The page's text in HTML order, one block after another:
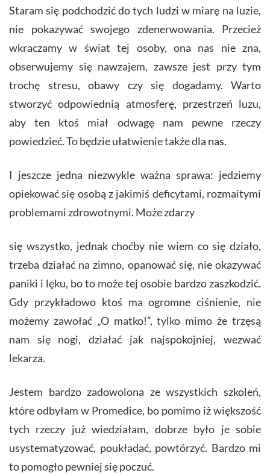
Staram się podchodzić do tych ludzi w miarę na luzie,
nie pokazywać swojego zdenerwowania. Przecież
wkraczamy w świat tej osoby, ona nas nie zna,
obserwujemy się nawzajem, zawsze jest przy tym
trochę stresu, obawy czy się dogadamy. Warto
stworzyć odpowiednią atmosferę, przestrzeń luzu,
aby ten ktoś miał odwagę nam pewne rzeczy
powiedzieć. To będzie ułatwienie także dla nas.
I jeszcze jedna niezwykle ważna sprawa: jedziemy
opiekować się osobą z jakimiś deficytami, rozmaitymi
problemami zdrowotnymi. Może zdarzy
się wszystko, jednak choćby nie wiem co się działo,
trzeba działać na zimno, opanować się, nie okazywać
paniki i lęku, bo to może tej osobie bardzo zaszkodzić.
Gdy przykładowo ktoś ma ogromne ciśnienie, nie
możemy zawołać „O matko!”, tylko mimo że trzęsą
nam się nogi, działać jak najspokojniej, wezwać
lekarza.
Jestem bardzo zadowolona ze wszystkich szkoleń,
które odbyłam w Promedice, bo pomimo iż większość
tych rzeczy już wiedziałam, dobrze było je sobie
usystematyzować, poukładać, powtórzyć. Bardzo mi
to pomogło pewniej się poczuć.